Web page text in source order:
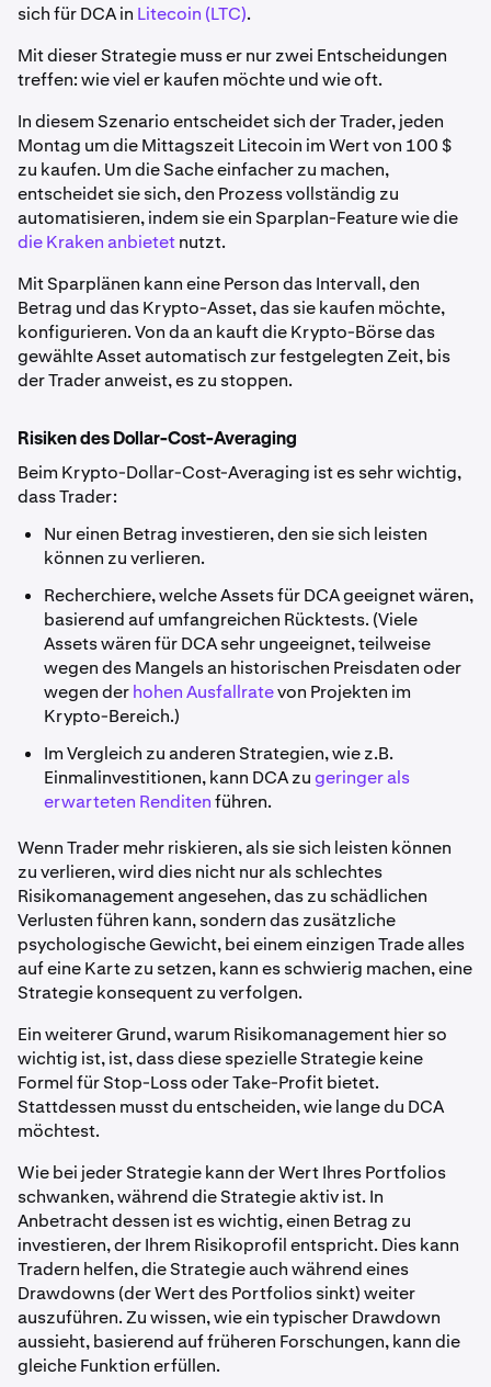
sich für DCA in Litecoin (LTC).
Mit dieser Strategie muss er nur zwei Entscheidungen
treffen: wie viel er kaufen möchte und wie oft.
In diesem Szenario entscheidet sich der Trader, jeden
Montag um die Mittagszeit Litecoin im Wert von 100 $
zu kaufen. Um die Sache einfacher zu machen,
entscheidet sie sich, den Prozess vollständig zu
automatisieren, indem sie ein Sparplan-Feature wie die
die Kraken anbietetnutzt.
Mit Sparplänen kann eine Person das Intervall, den
Betrag und das Krypto-Asset, das sie kaufen möchte,
konfigurieren. Von da an kauft die Krypto-Börse das
gewählte Asset automatisch zur festgelegten Zeit, bis
der Trader anweist, es zu stoppen.
Risiken des Dollar-Cost-Averaging
Beim Krypto-Dollar-Cost-Averaging ist es sehr wichtig,
dass Trader:
Nur einen Betrag investieren, den sie sich leisten
können zu verlieren.
Recherchiere, welche Assets für DCA geeignet wären,
basierend auf umfangreichen Rücktests. (Viele
Assets wären für DCA sehr ungeeignet, teilweise
wegen des Mangels an historischen Preisdaten oder
wegen derhohen Ausfallratevon Projekten im
Krypto-Bereich.)
Im Vergleich zu anderen Strategien, wie z.B.
Einmalinvestitionen, kann DCA zugeringer als
erwarteten Renditenführen.
Wenn Trader mehr riskieren, als sie sich leisten können
zu verlieren, wird dies nicht nur als schlechtes
Risikomanagement angesehen, das zu schädlichen
Verlusten führen kann, sondern das zusätzliche
psychologische Gewicht, bei einem einzigen Trade alles
auf eine Karte zu setzen, kann es schwierig machen, eine
Strategie konsequent zu verfolgen.
Ein weiterer Grund, warum Risikomanagement hier so
wichtig ist, ist, dass diese spezielle Strategie keine
Formel für Stop-Loss oder Take-Profit bietet.
Stattdessen musst du entscheiden, wie lange du DCA
möchtest.
Wie bei jeder Strategie kann der Wert Ihres Portfolios
schwanken, während die Strategie aktiv ist. In
Anbetracht dessen ist es wichtig, einen Betrag zu
investieren, der Ihrem Risikoprofil entspricht. Dies kann
Tradern helfen, die Strategie auch während eines
Drawdowns (der Wert des Portfolios sinkt) weiter
auszuführen. Zu wissen, wie ein typischer Drawdown
aussieht, basierend auf früheren Forschungen, kann die
gleiche Funktion erfüllen.